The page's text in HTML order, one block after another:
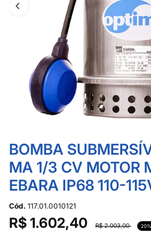
BOMBA
MA 1/3 CV MOTOR
EBARA IP68 110-
Cód. 117.01.0010121
R$ 1.602,40 R$ 2.003,00